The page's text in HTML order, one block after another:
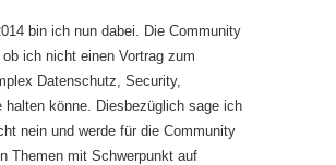
bin ich nun dabei. Die Community
ich nicht einen Vortrag zum
Datenschutz, Security,
halten könne. Diesbezüglich sage ich
nein und werde für die Community
Themen mit Schwerpunkt auf